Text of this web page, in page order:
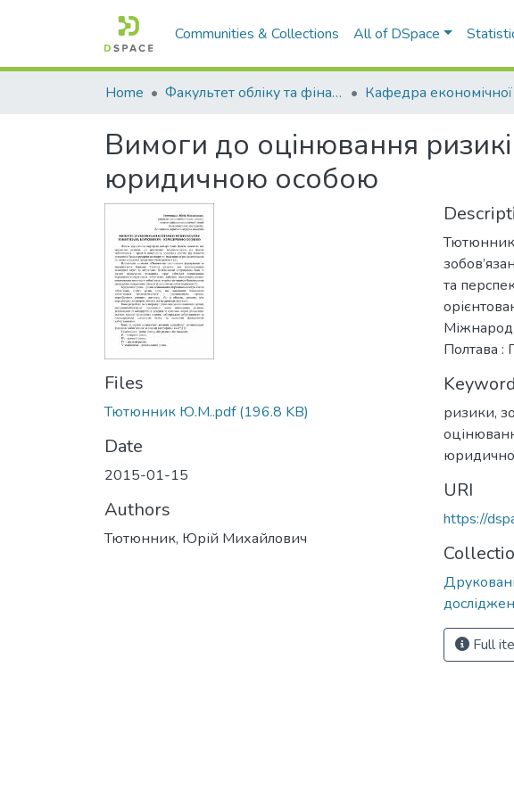
Communities & Collections All of DSpace
Home Факультет обліку та фінансів
Вимоги до оцінювання
юридичною особою
Files
Тютюнник Ю.М..pdf(196.8 KB)
Date
2015-01-15
Authors
Тютюнник, Юрій Михайлович
та
Полтава
ризики,
URI
https://
Full